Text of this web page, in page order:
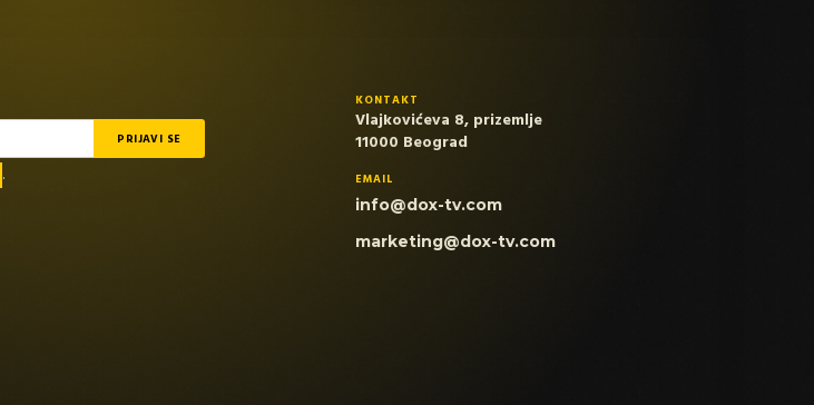
.
KONTAKT
Vlajkovićeva 8, prizemlje
11000 Beograd
EMAIL
info@dox-tv.com
marketing@dox-tv.com